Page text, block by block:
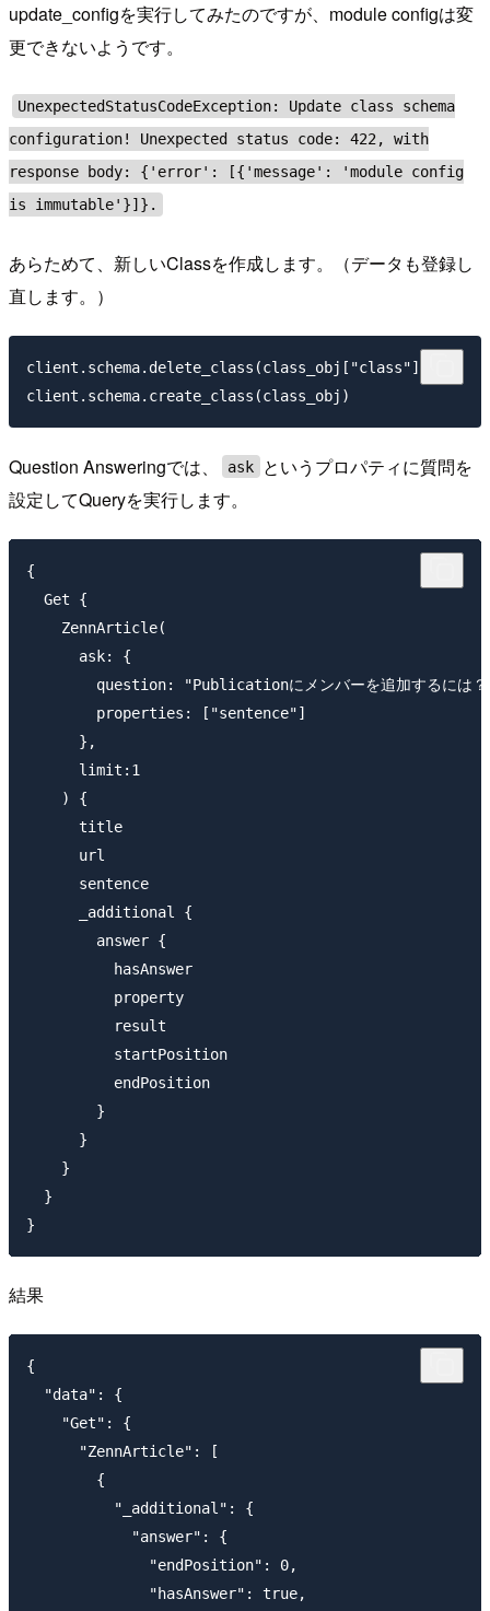
update_configを実行してみたのですが、module configは変
更できないようです。
UnexpectedStatusCodeException: Update class schema
configuration! Unexpected status code: 422, with
response body: {'error': [{'message': 'module config
is immutable'}]}.
あらためて、新しいClassを作成します。（データも登録し
直します。）
client.schema.delete_class(class_obj["class"])
Question Answeringでは、 ask
というプロパティに質問を
設定してQueryを実行します。
{
  Get {
    ZennArticle(
      ask: {
question: "Publicationにメンバーを追加するには
        properties: ["sentence"]
      },
      limit:1
    ) {
      title
      url
      sentence
      _additional {
        answer {
          hasAnswer
          property
          result
          startPosition
          endPosition
        }
      }
    }
  }
結果
{
  "data": {
    "Get": {
      "ZennArticle": [
        {
          "_additional": {
            "answer": {
              "endPosition": 0,
              "hasAnswer": true,